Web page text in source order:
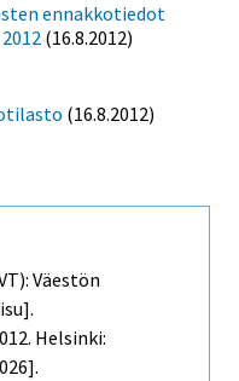
ennakkotiedot
(16.8.2012)
(16.8.2012)
Väestön
Helsinki: